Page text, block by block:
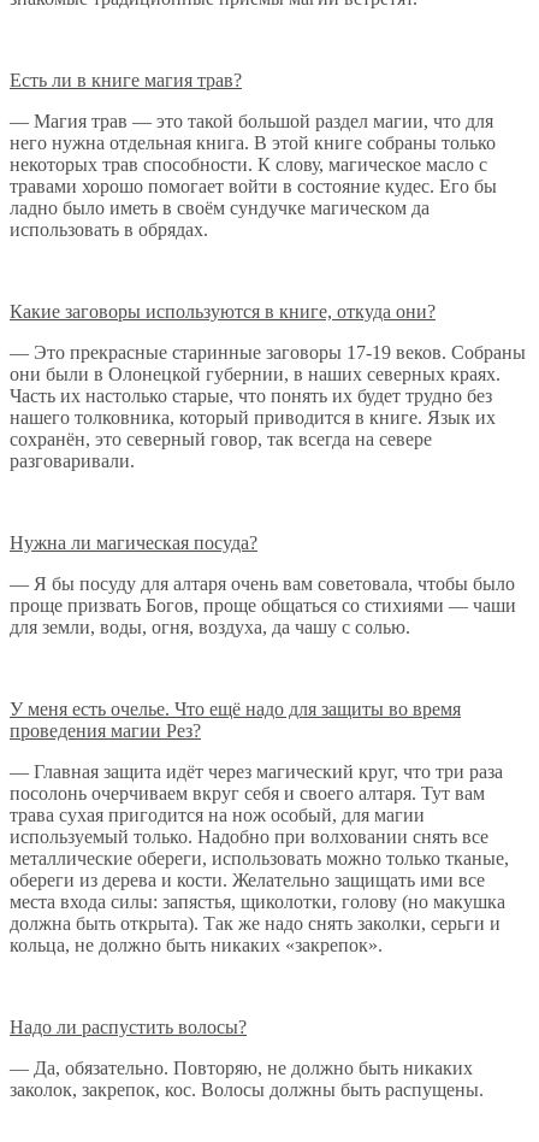
Есть ли в книге магия трав?
— Магия трав — это такой большой раздел магии, что для
него нужна отдельная книга. В этой книге собраны только
некоторых трав способности. К слову, магическое масло с
травами хорошо помогает войти в состояние кудес. Его бы
ладно было иметь в своём сундучке магическом да
использовать в обрядах.
Какие заговоры используются в книге, откуда они?
— Это прекрасные старинные заговоры 17-19 веков. Собраны
они были в Олонецкой губернии, в наших северных краях.
Часть их настолько старые, что понять их будет трудно без
нашего толковника, который приводится в книге. Язык их
сохранён, это северный говор, так всегда на севере
разговаривали.
Нужна ли магическая посуда?
— Я бы посуду для алтаря очень вам советовала, чтобы было
проще призвать Богов, проще общаться со стихиями — чаши
для земли, воды, огня, воздуха, да чашу с солью.
У меня есть очелье. Что ещё надо для защиты во время
проведения магии Рез?
— Главная защита идёт через магический круг, что три раза
посолонь очерчиваем вкруг себя и своего алтаря. Тут вам
трава сухая пригодится на нож особый, для магии
используемый только. Надобно при волховании снять все
металлические обереги, использовать можно только тканые,
обереги из дерева и кости. Желательно защищать ими все
места входа силы: запястья, щиколотки, голову (но макушка
должна быть открыта). Так же надо снять заколки, серьги и
кольца, не должно быть никаких «закрепок».
Надо ли распустить волосы?
— Да, обязательно. Повторяю, не должно быть никаких
заколок, закрепок, кос. Волосы должны быть распущены.